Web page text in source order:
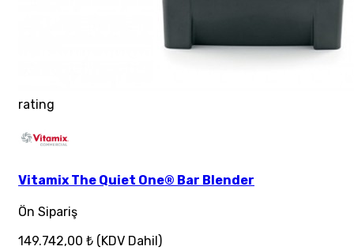
rating
Vitamix The Quiet One® Bar Blender
Ön Sipariş
149.742,00 ₺ (KDV Dahil)